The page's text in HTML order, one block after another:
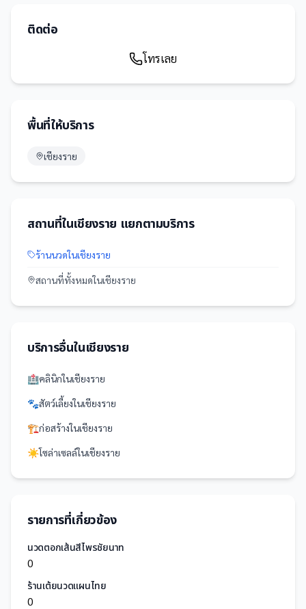
ติดต่อ
โทรเลย
พื้นที่ให้บริการ
เชียงราย
สถานที่ในเชียงราย แยกตามบริการ
ร้านนวดในเชียงราย
สถานที่ทั้งหมดในเชียงราย
บริการอื่นในเชียงราย
🏥คลินิกในเชียงราย
🐾สัตว์เลี้ยงในเชียงราย
🏗️ก่อสร้างในเชียงราย
☀️โซล่าเซลล์ในเชียงราย
รายการที่เกี่ยวข้อง
นวดตอกเส้นสีไพรชัยนาท
0
ร้านเต้ยนวดแผนไทย
0